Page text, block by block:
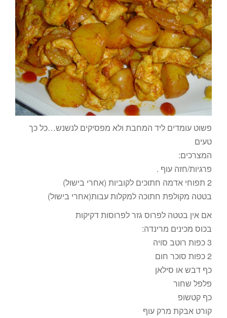
פשוט עומדים ליד המחבת ולא מפסיקים לנשנש…כל כך
טעים
המצרכים:
פרגיות/חזה עוף .
2 תפוחי אדמה חתוכים לקוביות (אחרי בישול)
בטטה מקולפת חתוכה למקלות עבות(אחרי בישול)
אם אין בטטה לפרוס גזר לפרוסות דקיקות
בכוס מכינים מרינדה:
3 כפות רוטב סויה
2 כפות סוכר חום
כף דבש או סילאן
פלפל שחור
כף קטשופ
קורט אבקת מרק עוף